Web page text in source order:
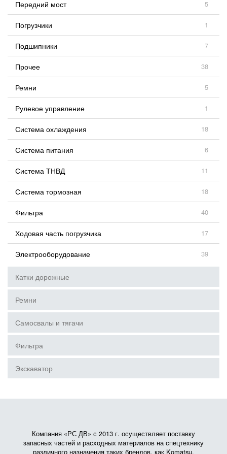
Передний мост 5
Погрузчики 1
Подшипники 7
Прочее 38
Ремни 5
Рулевое управление 1
Система охлаждения 18
Система питания 6
Система ТНВД 11
Система тормозная 18
Фильтра 40
Ходовая часть погрузчика 17
Электрооборудование 39
Катки дорожные
Ремни
Самосвалы и тягачи
Фильтра
Экскаватор
Компания «РС ДВ» с 2013 г. осуществляет поставку
запасных частей и расходных материалов на спецтехнику
различного назначения таких брендов, как Komatsu,